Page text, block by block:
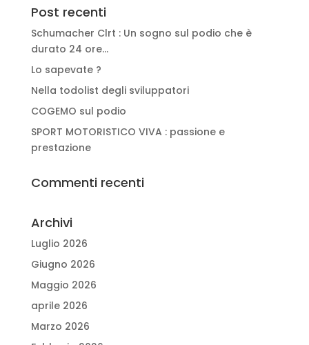
Post recenti
Schumacher Clrt : Un sogno sul podio che è
durato 24 ore…
Lo sapevate ?
Nella todolist degli sviluppatori
COGEMO sul podio
SPORT MOTORISTICO VIVA : passione e
prestazione
Commenti recenti
Archivi
Luglio 2026
Giugno 2026
Maggio 2026
aprile 2026
Marzo 2026